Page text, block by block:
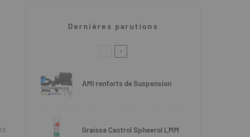
Dernières parutions
AMI renforts de Suspension
Graisse Castrol Spheerol LMM